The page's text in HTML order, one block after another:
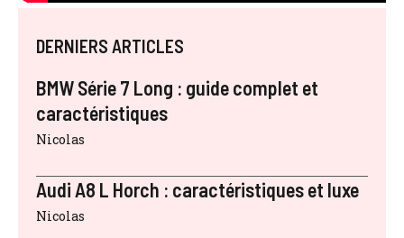
DERNIERS ARTICLES
BMW Série 7 Long : guide complet et
caractéristiques
Nicolas
Audi A8 L Horch : caractéristiques et luxe
Nicolas